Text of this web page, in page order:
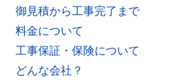
御見積から工事完了まで
料金について
工事保証・保険について
どんな会社？